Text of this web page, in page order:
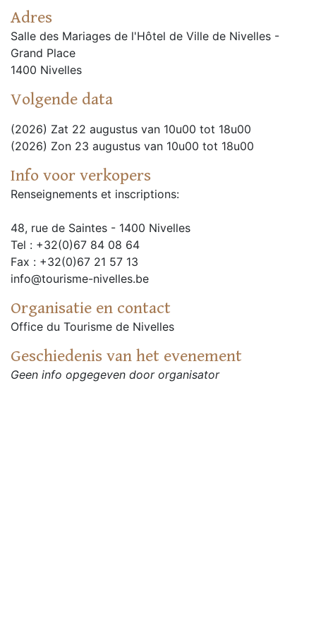
Adres
Salle des Mariages de l'Hôtel de Ville de Nivelles -
Grand Place
1400 Nivelles
Volgende data
(2026) Zat 22 augustus van 10u00 tot 18u00
(2026) Zon 23 augustus van 10u00 tot 18u00
Info voor verkopers
Renseignements et inscriptions:
48, rue de Saintes - 1400 Nivelles
Tel : +32(0)67 84 08 64
Fax : +32(0)67 21 57 13
info@tourisme-nivelles.be
Organisatie en contact
Office du Tourisme de Nivelles
Geschiedenis van het evenement
Geen info opgegeven door organisator